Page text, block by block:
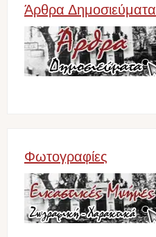
Άρθρα Δημοσιεύματα
Image
Φωτογραφίες
Image